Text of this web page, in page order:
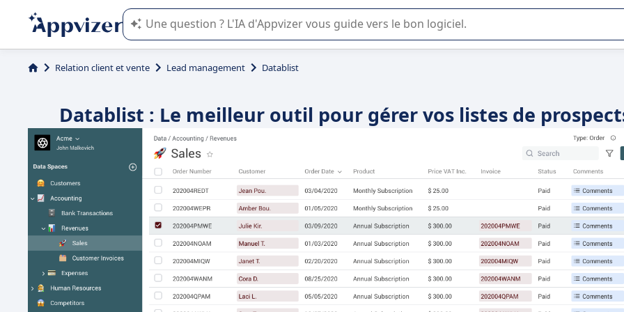
L'IA de Appvizer vous guide dans l'utilisation ou la sélection de logiciel SaaS en entreprise.
Relation client et vente Lead management Datablist
Datablist : Le meilleur outil pour gérer vos listes de